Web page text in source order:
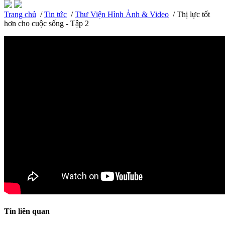
Trang chủ /Tin tức /Thư Viện Hình Ảnh & Video / Thị lực tốt
hơn cho cuộc sống - Tập 2
Tin liên quan